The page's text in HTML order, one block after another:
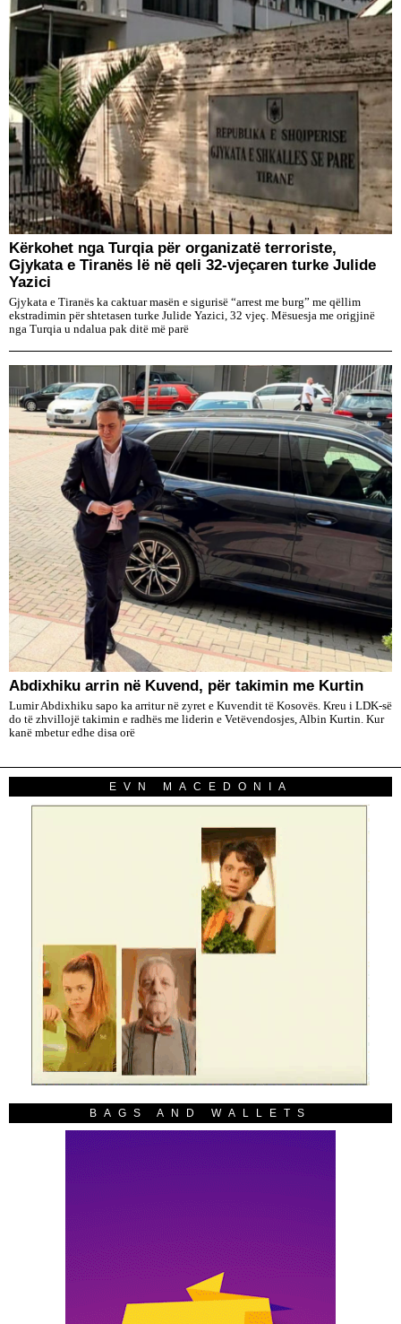
Kërkohet nga Turqia për organizatë terroriste,
Gjykata e Tiranës lë në qeli 32-vjeçaren turke Julide
Yazici
Gjykata e Tiranës ka caktuar masën e sigurisë “arrest me burg” me qëllim
ekstradimin për shtetasen turke Julide Yazici, 32 vjeç. Mësuesja me origjinë
nga Turqia u ndalua pak ditë më parë
Abdixhiku arrin në Kuvend, për takimin me Kurtin
Lumir Abdixhiku sapo ka arritur në zyret e Kuvendit të Kosovës. Kreu i LDK-së
do të zhvillojë takimin e radhës me liderin e Vetëvendosjes, Albin Kurtin. Kur
kanë mbetur edhe disa orë
EVN MACEDONIA
BAGS AND WALLETS